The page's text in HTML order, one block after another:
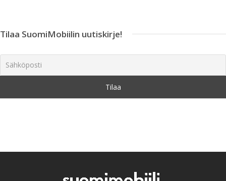
Tilaa SuomiMobiilin uutiskirje!